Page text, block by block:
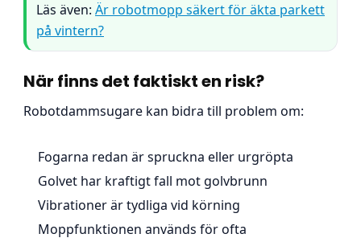
Läs även: Är robotmopp säkert för äkta parkett
på vintern?
När finns det faktiskt en risk?
Robotdammsugare kan bidra till problem om:
Fogarna redan är spruckna eller urgröpta
Golvet har kraftigt fall mot golvbrunn
Vibrationer är tydliga vid körning
Moppfunktionen används för ofta